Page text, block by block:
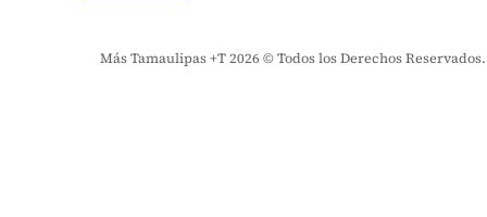
Más Tamaulipas +T 2026 © Todos los Derechos